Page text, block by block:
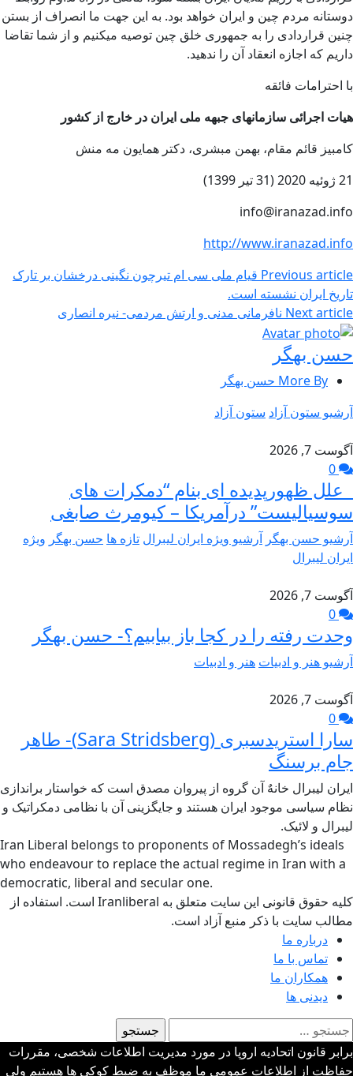
دوستانه مردم چین و ایران خواهد بود. به این جهت ما انصراف از بستن
چنین قراردادی را به جمهوری خلق چین توصیه میکنیم و از شما تقاضا
داریم که اجازه انعقاد آن را ندهید.
با احترامات فائقه
هیات اجرائی سازمانهای جبهه ملی ایران در خارج از کشور
کامبیز قائم مقام، بهمن مبشری، دکتر همایون مه منش
21 ژوئیه 2020 (31 تیر 1399)
info@iranazad.info
http://www.iranazad.info
Previous article قیام ملی سی ام تیرچون نگینی درخشان بر تارک
تاریخ ایران نشسته است.
Next article نافرمانی مدنی و ارتش مردمی- نیره انصاری
حسن بهگر
More By حسن بهگر
آرشیو ستون آزاد ستون آزاد
آگوست 7, 2026
علل ظهورپدیده ای بنام “دمکرات های
سوسیالیست” درآمریکا – کیومرث صابغی
آرشیو حسن بهگر آرشیو ویژه ایران لیبرال تازه ها حسن بهگر ویژه
ایران لیبرال
آگوست 7, 2026
وحدت رفته را در کجا باز بیابیم؟- حسن بهگر
آرشیو هنر و ادبیات هنر و ادبیات
آگوست 7, 2026
سارا استریدسبری (Sara Stridsberg)- طاهر
جام برسنگ
ایران لیبرال خانهٌ آن گروه از پیروان مصدق است که خواستار براندازی
نظام سیاسی موجود ایران هستند و جایگزینی آن با نظامی دمکراتیک و
لیبرال و لائیک.
Iran Liberal belongs to proponents of Mossadegh’s ideals
who endeavour to replace the actual regime in Iran with a
democratic, liberal and secular one.
کلیه حقوق قانونی این سایت متعلق به Iranliberal است. استفاده از
مطالب سایت با ذکر منبع آزاد است.
درباره ما
تماس با ما
همکاران ما
دیدنی ها
جستجو
برای:
برابر قانون اتحادیه اروپا در مورد مدیریت اطلاعات شخصی، مقررات
حفاظت از اطلاعات عمومی ما موظف به ضبط کوکی ها هستیم ولی